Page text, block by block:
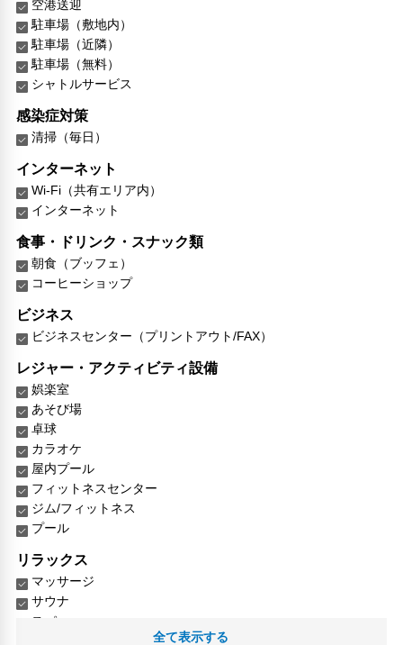
空港送迎
駐車場（敷地内）
駐車場（近隣）
駐車場（無料）
シャトルサービス
感染症対策
清掃（毎日）
インターネット
Wi-Fi（共有エリア内）
インターネット
食事・ドリンク・スナック類
朝食（ブッフェ）
コーヒーショップ
ビジネス
ビジネスセンター（プリントアウト/FAX）
レジャー・アクティビティ設備
娯楽室
あそび場
卓球
カラオケ
屋内プール
フィットネスセンター
ジム/フィットネス
プール
リラックス
マッサージ
サウナ
スパ
全て表示する